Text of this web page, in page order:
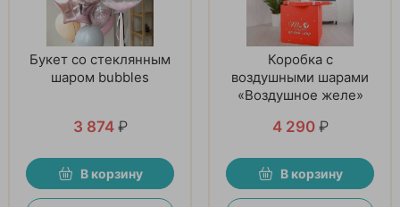
Букет со стеклянным
шаром bubbles
3 874 ₽
В корзину
Коробка с
воздушными шарами
«Воздушное желе»
4 290 ₽
В корзину